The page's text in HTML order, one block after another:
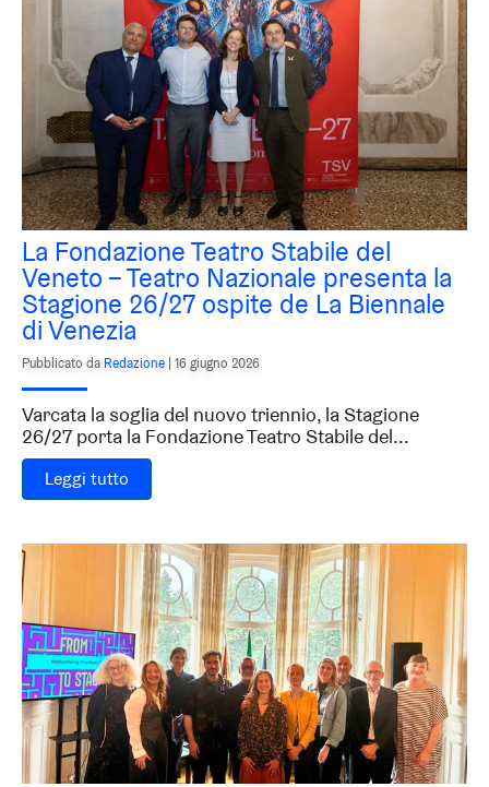
La Fondazione Teatro Stabile del
Veneto – Teatro Nazionale presenta la
Stagione 26/27 ospite de La Biennale
di Venezia
Pubblicato da Redazione 16 giugno 2026
Varcata la soglia del nuovo triennio, la Stagione
26/27 porta la Fondazione Teatro Stabile del...
Leggi tutto